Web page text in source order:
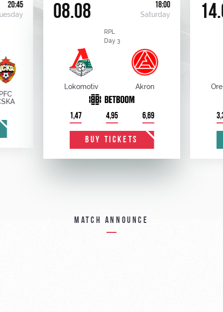
20:45 08.08 18:00
Saturday
RPL
Day 3
Lokomotiv Akron
1,47 4,95 6,69
BUY TICKETS
Match announce